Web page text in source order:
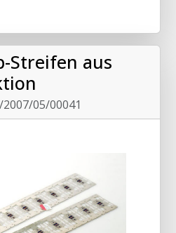
Streifen aus
05/00041